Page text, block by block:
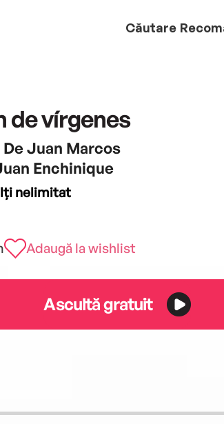
Căutare
de vírgenes
De Juan Marcos
Enchinique
nelimitat
Adaugă la wishlist
Ascultă gratuit